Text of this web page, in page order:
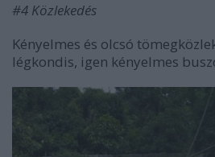
#4 Közlekedés
Kényelmes és olcsó
légkondis, igen kényelmes